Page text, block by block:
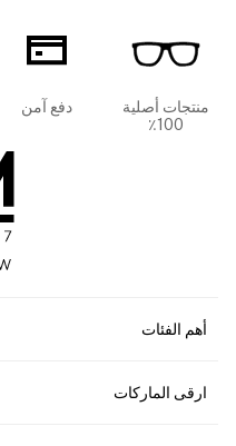
منتجات أصلية
100٪
دفع آمن
أهم الفئات
ارقى الماركات